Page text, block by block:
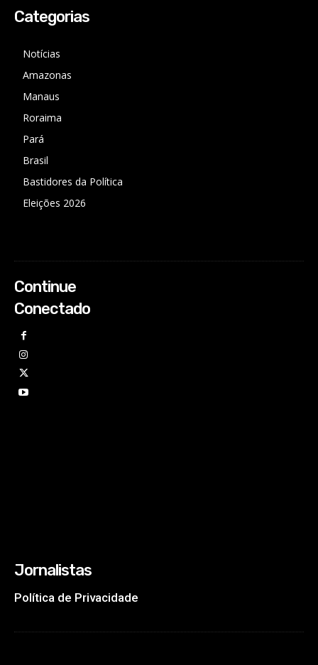
Categorias
Notícias
Amazonas
Manaus
Roraima
Pará
Brasil
Bastidores da Política
Eleições 2026
Continue
Conectado
Jornalistas
Política de Privacidade